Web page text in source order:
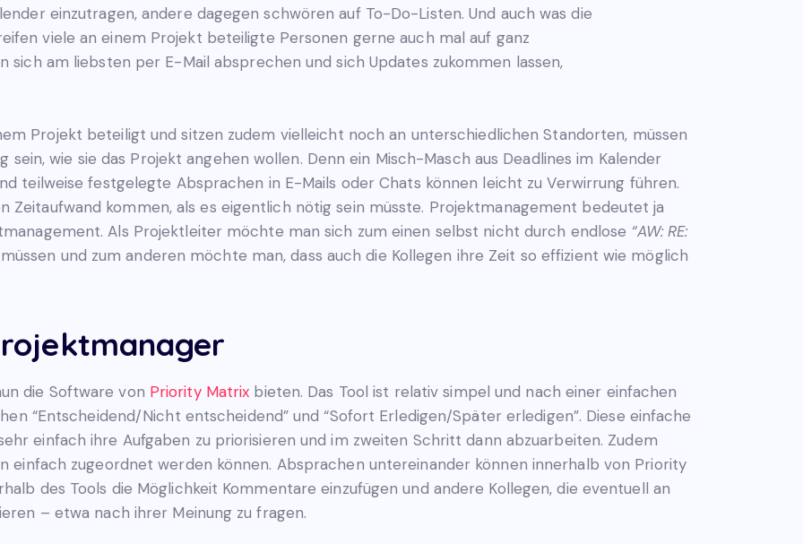
einzutragen, andere dagegen schwören auf To-Do-Listen. Und auch was die
viele an einem Projekt beteiligte Personen gerne auch mal auf ganz
sich am liebsten per E-Mail absprechen und sich Updates zukommen lassen,
Projekt beteiligt und sitzen zudem vielleicht noch an unterschiedlichen Standorten, müssen
sein, wie sie das Projekt angehen wollen. Denn ein Misch-Masch aus Deadlines im Kalender
teilweise festgelegte Absprachen in E-Mails oder Chats können leicht zu Verwirrung führen.
Zeitaufwand kommen, als es eigentlich nötig sein müsste. Projektmanagement bedeutet ja
Als Projektleiter möchte man sich zum einen selbst nicht durch endlose “AW: RE:
und zum anderen möchte man, dass auch die Kollegen ihre Zeit so effizient wie möglich
die Software von Priority Matrix bieten. Das Tool ist relativ simpel und nach einer einfachen
“Entscheidend/Nicht entscheidend” und “Sofort Erledigen/Später erledigen”. Diese einfache
einfach ihre Aufgaben zu priorisieren und im zweiten Schritt dann abzuarbeiten. Zudem
einfach zugeordnet werden können. Absprachen untereinander können innerhalb von Priority
des Tools die Möglichkeit Kommentare einzufügen und andere Kollegen, die eventuell an
– etwa nach ihrer Meinung zu fragen.